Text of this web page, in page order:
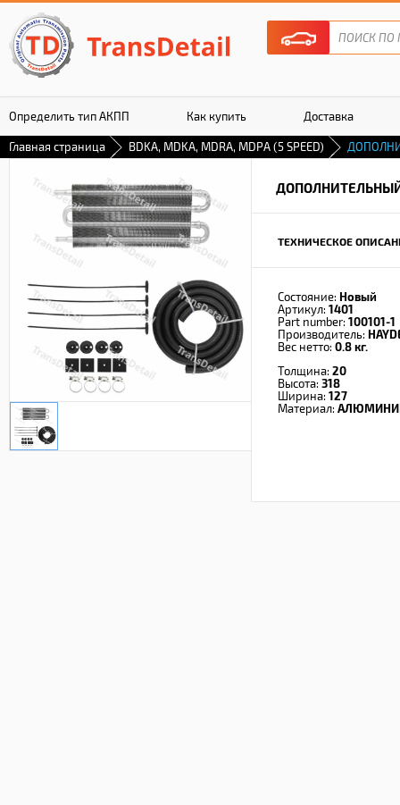
Определить тип АКПП Как купить Доставка
Гарантия
Главная страница BDKA, MDKA, MDRA, MDPA (5 SPEED)
ТЕХНИЧЕСКОЕ
Состояние: Новый
Артикул: 1401
Part number: 100101-1
Производитель:
Вес нетто: 0.8 кг.
Толщина: 20
Высота: 318
Ширина: 127
Материал: